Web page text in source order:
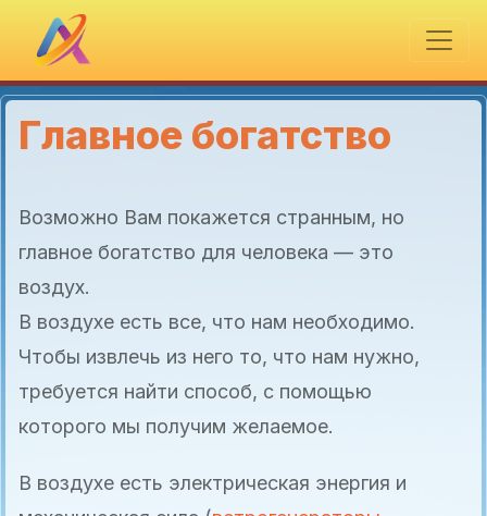
Главное богатство
Возможно Вам покажется странным, но
главное богатство для человека — это
воздух.
В воздухе есть все, что нам необходимо.
Чтобы извлечь из него то, что нам нужно,
требуется найти способ, с помощью
которого мы получим желаемое.
В воздухе есть электрическая энергия и